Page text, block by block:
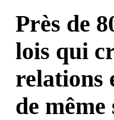
Près de
lois qui
relations
de même